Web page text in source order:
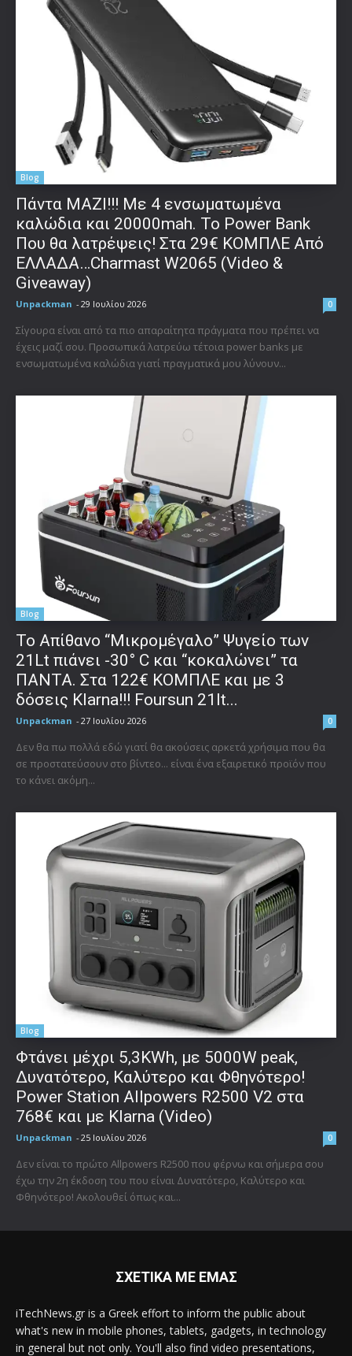
Blog
Πάντα ΜΑΖΙ!!! Με 4 ενσωματωμένα
καλώδια και 20000mah. Το Power Bank
Που θα λατρέψεις! Στα 29€ ΚΟΜΠΛΕ Από
ΕΛΛΑΔΑ…Charmast W2065 (Video &
Giveaway)
Unpackman - 29 Ιουλίου 2026 0
Σίγουρα είναι από τα πιο απαραίτητα πράγματα που πρέπει να
έχεις μαζί σου. Προσωπικά λατρεύω τέτοια power banks με
ενσωματωμένα καλώδια γιατί πραγματικά μου λύνουν...
Blog
Το Απίθανο “Μικρομέγαλο” Ψυγείο των
21Lt πιάνει -30° C και “κοκαλώνει” τα
ΠΑΝΤΑ. Στα 122€ ΚΟΜΠΛΕ και με 3
δόσεις Klarna!!! Foursun 21lt...
Unpackman - 27 Ιουλίου 2026 0
Δεν θα πω πολλά εδώ γιατί θα ακούσεις αρκετά χρήσιμα που θα
σε προστατεύσουν στο βίντεο... είναι ένα εξαιρετικό προϊόν που
το κάνει ακόμη...
Blog
Φτάνει μέχρι 5,3KWh, με 5000W peak,
Δυνατότερο, Καλύτερο και Φθηνότερο!
Power Station Allpowers R2500 V2 στα
768€ και με Klarna (Video)
Unpackman - 25 Ιουλίου 2026 0
Δεν είναι το πρώτο Allpowers R2500 που φέρνω και σήμερα σου
έχω την 2η έκδοση του που είναι Δυνατότερο, Καλύτερο και
Φθηνότερο! Ακολουθεί όπως και...
ΣΧΕΤΙΚΑ ΜΕ ΕΜΑΣ
iTechNews.gr is a Greek effort to inform the public about
what's new in mobile phones, tablets, gadgets, in technology
in general but not only. You'll also find video presentations,